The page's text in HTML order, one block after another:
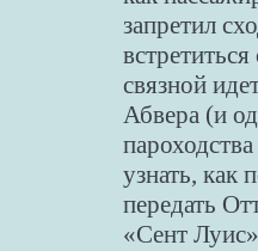
запретил
связной
Абвера (и
узнать, как
передать
«Сент